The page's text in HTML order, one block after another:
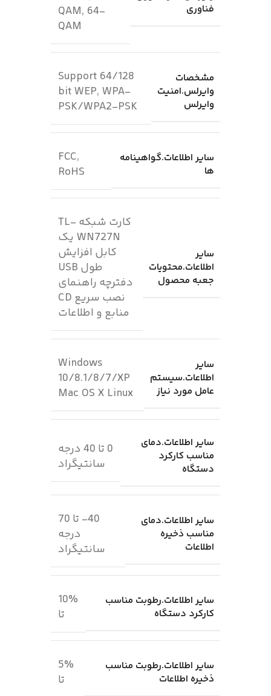
فناوری
QAM, 64-
QAM
مشخصات
وایرلس.امنیت
وایرلس
Support 64/128
bit WEP, WPA-
PSK/WPA2-PSK
سایر اطلاعات.گواهینامه
ها
FCC,
RoHS
سایر
اطلاعات.محتویات
جعبه محصول
کارت شبکه TL-
WN727N یک
کابل افزایش
طول USB
دفترچه راهنمای
نصب سریع CD
منابع و اطلاعات
سایر
اطلاعات.سیستم
عامل مورد نیاز
Windows
10/8.1/8/7/XP
Mac OS X Linux
سایر اطلاعات.دمای
مناسب کارکرد
دستگاه
0 تا 40 درجه
سانتیگراد
سایر اطلاعات.دمای
مناسب ذخیره
اطلاعات
40- تا 70
درجه
سانتیگراد
سایر اطلاعات.رطوبت مناسب
کارکرد دستگاه
10%
تا
سایر اطلاعات.رطوبت مناسب
ذخیره اطلاعات
5%
تا